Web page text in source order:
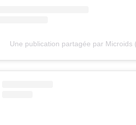
Une publication partagée par Microids